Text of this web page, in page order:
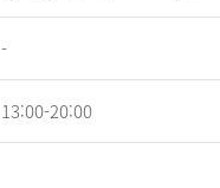
-
13:00-20:00